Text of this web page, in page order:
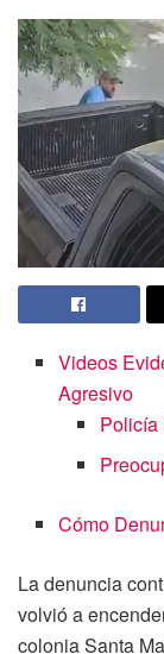
Videos
Agresivo
Policía
Cómo
La denuncia
volvió a
colonia Santa